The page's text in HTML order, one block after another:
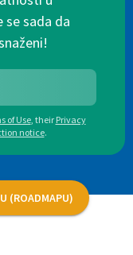
sada da
of Use, their Privacy
notice.
(ROADMAPU)